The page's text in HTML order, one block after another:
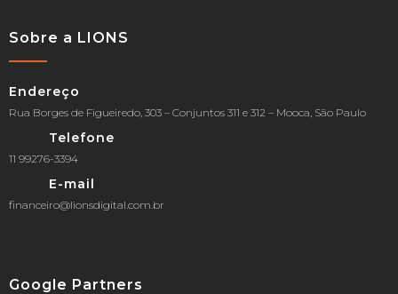
Sobre a LIONS
Endereço
Rua Borges de Figueiredo, 303 – Conjuntos 311 e 312 – Mooca, São Paulo
Telefone
11 99276-3394
E-mail
financeiro@lionsdigital.com.br
Google Partners